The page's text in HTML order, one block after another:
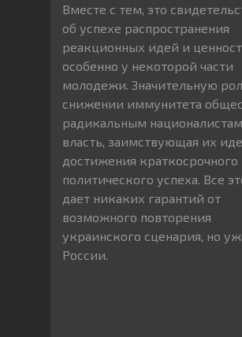
Вместе с тем, это
об успехе распространения
реакционных идей и
особенно у некоторой части
молодежи. Значительную
снижении иммунитета
радикальным
власть, заимствующая их
достижения краткосрочного
политического успеха. Все
дает никаких гарантий от
возможного повторения
украинского сценария, но
России.